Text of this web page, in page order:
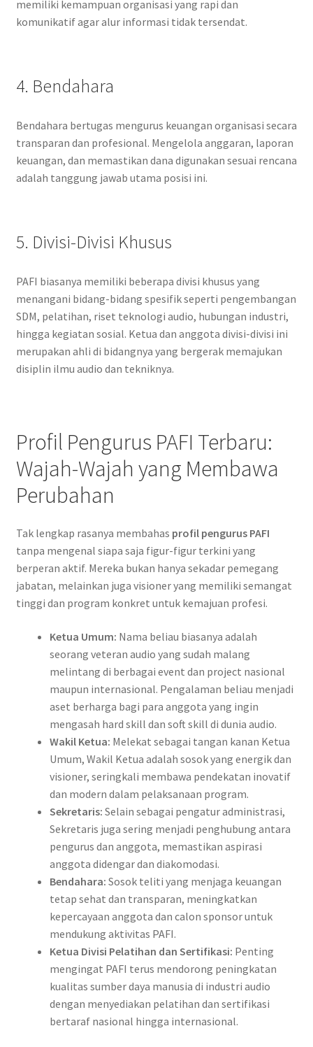
memiliki kemampuan organisasi yang rapi dan
komunikatif agar alur informasi tidak tersendat.
4. Bendahara
Bendahara bertugas mengurus keuangan organisasi secara
transparan dan profesional. Mengelola anggaran, laporan
keuangan, dan memastikan dana digunakan sesuai rencana
adalah tanggung jawab utama posisi ini.
5. Divisi-Divisi Khusus
PAFI biasanya memiliki beberapa divisi khusus yang
menangani bidang-bidang spesifik seperti pengembangan
SDM, pelatihan, riset teknologi audio, hubungan industri,
hingga kegiatan sosial. Ketua dan anggota divisi-divisi ini
merupakan ahli di bidangnya yang bergerak memajukan
disiplin ilmu audio dan tekniknya.
Profil Pengurus PAFI Terbaru:
Wajah-Wajah yang Membawa
Perubahan
Tak lengkap rasanya membahas profil pengurus PAFI
tanpa mengenal siapa saja figur-figur terkini yang
berperan aktif. Mereka bukan hanya sekadar pemegang
jabatan, melainkan juga visioner yang memiliki semangat
tinggi dan program konkret untuk kemajuan profesi.
Ketua Umum: Nama beliau biasanya adalah
seorang veteran audio yang sudah malang
melintang di berbagai event dan project nasional
maupun internasional. Pengalaman beliau menjadi
aset berharga bagi para anggota yang ingin
mengasah hard skill dan soft skill di dunia audio.
Wakil Ketua: Melekat sebagai tangan kanan Ketua
Umum, Wakil Ketua adalah sosok yang energik dan
visioner, seringkali membawa pendekatan inovatif
dan modern dalam pelaksanaan program.
Sekretaris: Selain sebagai pengatur administrasi,
Sekretaris juga sering menjadi penghubung antara
pengurus dan anggota, memastikan aspirasi
anggota didengar dan diakomodasi.
Bendahara: Sosok teliti yang menjaga keuangan
tetap sehat dan transparan, meningkatkan
kepercayaan anggota dan calon sponsor untuk
mendukung aktivitas PAFI.
Ketua Divisi Pelatihan dan Sertifikasi: Penting
mengingat PAFI terus mendorong peningkatan
kualitas sumber daya manusia di industri audio
dengan menyediakan pelatihan dan sertifikasi
bertaraf nasional hingga internasional.